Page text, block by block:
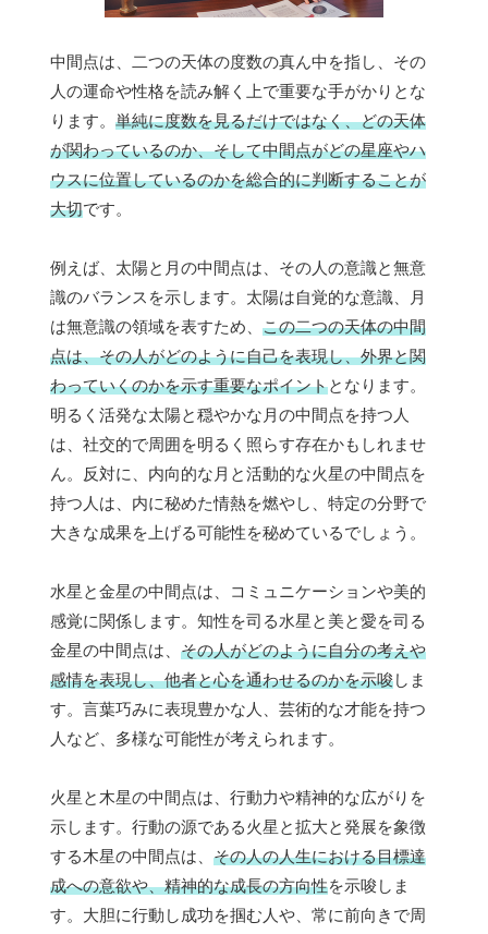
中間点は、二つの天体の度数の真ん中を指し、その
人の運命や性格を読み解く上で重要な手がかりとな
ります。 単純に度数を見るだけではなく、どの天体
が関わっているのか、そして中間点がどの星座やハ
ウスに位置しているのかを総合的に判断することが
大切です。
例えば、太陽と月の中間点は、その人の意識と無意
識のバランスを示します。太陽は自覚的な意識、月
は無意識の領域を表すため、 この二つの天体の中間
点は、その人がどのように自己を表現し、外界と関
わっていくのかを示す重要なポイントとなります。
明るく活発な太陽と穏やかな月の中間点を持つ人
は、社交的で周囲を明るく照らす存在かもしれませ
ん。反対に、内向的な月と活動的な火星の中間点を
持つ人は、内に秘めた情熱を燃やし、特定の分野で
大きな成果を上げる可能性を秘めているでしょう。
水星と金星の中間点は、コミュニケーションや美的
感覚に関係します。知性を司る水星と美と愛を司る
金星の中間点は、 その人がどのように自分の考えや
感情を表現し、他者と心を通わせるのかを示唆しま
す。言葉巧みに表現豊かな人、芸術的な才能を持つ
人など、多様な可能性が考えられます。
火星と木星の中間点は、行動力や精神的な広がりを
示します。行動の源である火星と拡大と発展を象徴
する木星の中間点は、 その人の人生における目標達
成への意欲や、精神的な成長の方向性を示唆しま
す。大胆に行動し成功を掴む人や、常に前向きで周